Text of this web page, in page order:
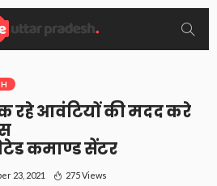
रहे आवंटियों की मदद करे
कमाण्ड सेंटर
23, 2021
275 Views